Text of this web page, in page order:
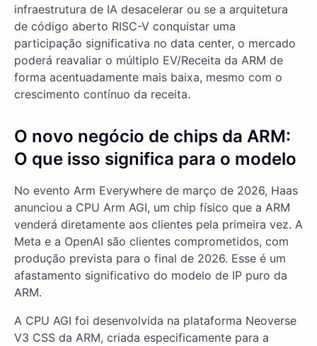
infraestrutura de IA desacelerar ou se a arquitetura
de código aberto RISC-V conquistar uma
participação significativa no data center, o mercado
poderá reavaliar o múltiplo EV/Receita da ARM de
forma acentuadamente mais baixa, mesmo com o
crescimento contínuo da receita.
O novo negócio de chips da ARM:
O que isso significa para o modelo
No evento Arm Everywhere de março de 2026, Haas
anunciou a CPU Arm AGI, um chip físico que a ARM
venderá diretamente aos clientes pela primeira vez. A
Meta e a OpenAI são clientes comprometidos, com
produção prevista para o final de 2026. Esse é um
afastamento significativo do modelo de IP puro da
ARM.
A CPU AGI foi desenvolvida na plataforma Neoverse
V3 CSS da ARM, criada especificamente para a